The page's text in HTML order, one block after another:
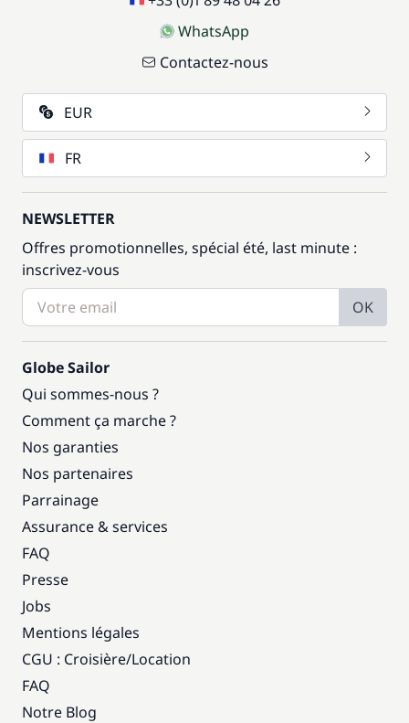
WhatsApp
Contactez-nous
EUR
FR
NEWSLETTER
Offres promotionnelles, spécial été, last minute :
inscrivez-vous
OK
Globe Sailor
Qui sommes-nous ?
Comment ça marche ?
Nos garanties
Nos partenaires
Parrainage
Assurance & services
FAQ
Presse
Jobs
Mentions légales
CGU : Croisière/Location
FAQ
Notre Blog